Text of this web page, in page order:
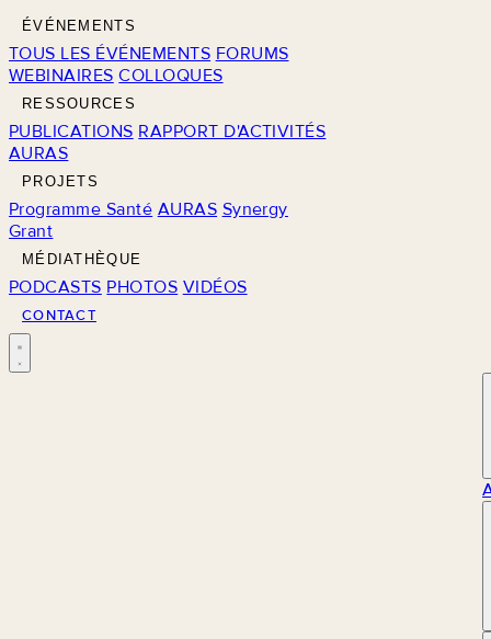
ÉVÉNEMENTS
TOUS LES ÉVÉNEMENTS FORUMS
WEBINAIRES COLLOQUES
RESSOURCES
PUBLICATIONS RAPPORT D'ACTIVITÉS
AURAS
PROJETS
Programme Santé AURAS Synergy
Grant
MÉDIATHÈQUE
PODCASTS PHOTOS VIDÉOS
CONTACT